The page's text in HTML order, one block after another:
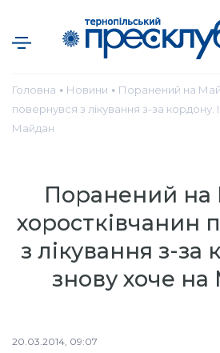
Головна ● Новини ● Поранений на
повернувся з лікування з-за кордону.
Майдан
Поранений на
хоростківчанин
з лікування з-за
знову хоче
20.03.2014, 09:07